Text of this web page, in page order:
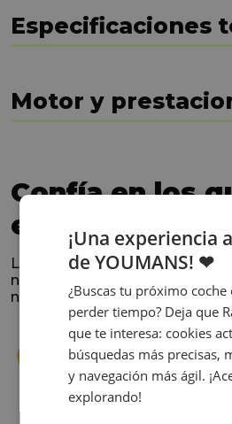
Especificaciones
Motor y
Confía en los
elegido
La satisfacción y la
nuestra prioridad. Lee lo que
nuestra historia.
¡Una experiencia
de YOUMANS! ❤
¿Buscas tu próximo
perder tiempo? Deja que
que te interesa: cookies
búsquedas más precisas,
y navegación más ágil.
explorando!